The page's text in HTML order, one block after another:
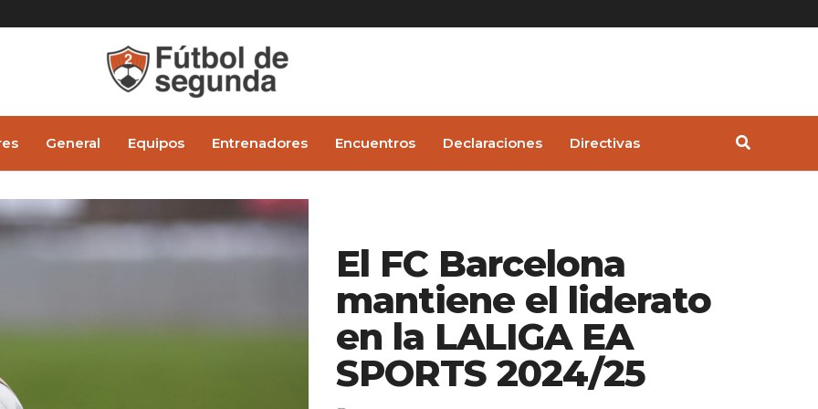
General Equipos Entrenadores Encuentros Declaraciones Directivas
El FC Barcelona
mantiene el liderato
en la LALIGA EA
SPORTS 2024/25